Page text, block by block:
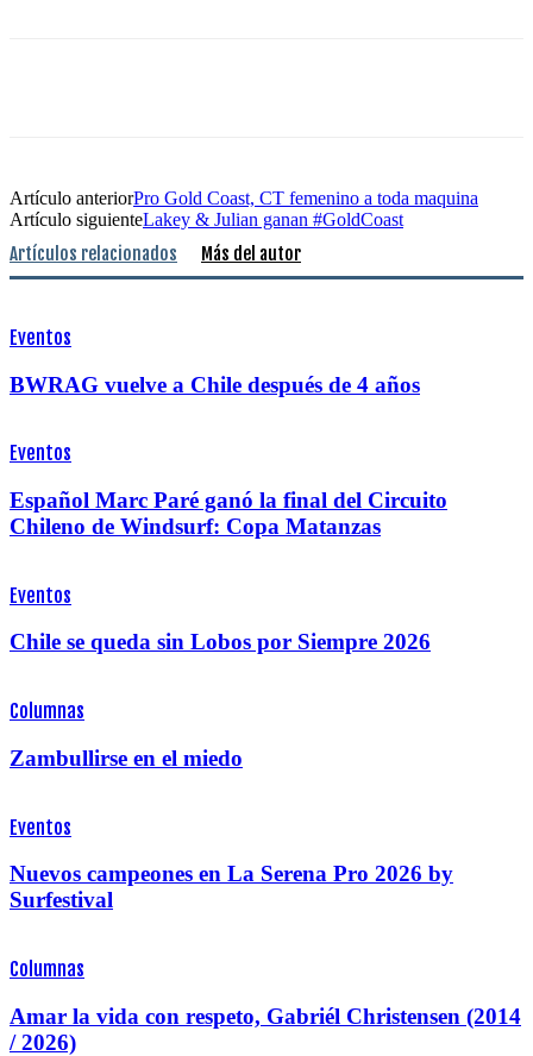
Artículo anteriorPro Gold Coast, CT femenino a toda maquina
Artículo siguienteLakey & Julian ganan #GoldCoast
Artículos relacionados Más del autor
Eventos
BWRAG vuelve a Chile después de 4 años
Eventos
Español Marc Paré ganó la final del Circuito
Chileno de Windsurf: Copa Matanzas
Eventos
Chile se queda sin Lobos por Siempre 2026
Columnas
Zambullirse en el miedo
Eventos
Nuevos campeones en La Serena Pro 2026 by
Surfestival
Columnas
Amar la vida con respeto, Gabriél Christensen (2014
/ 2026)